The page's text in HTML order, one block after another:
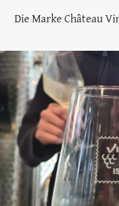
Die Marke Château